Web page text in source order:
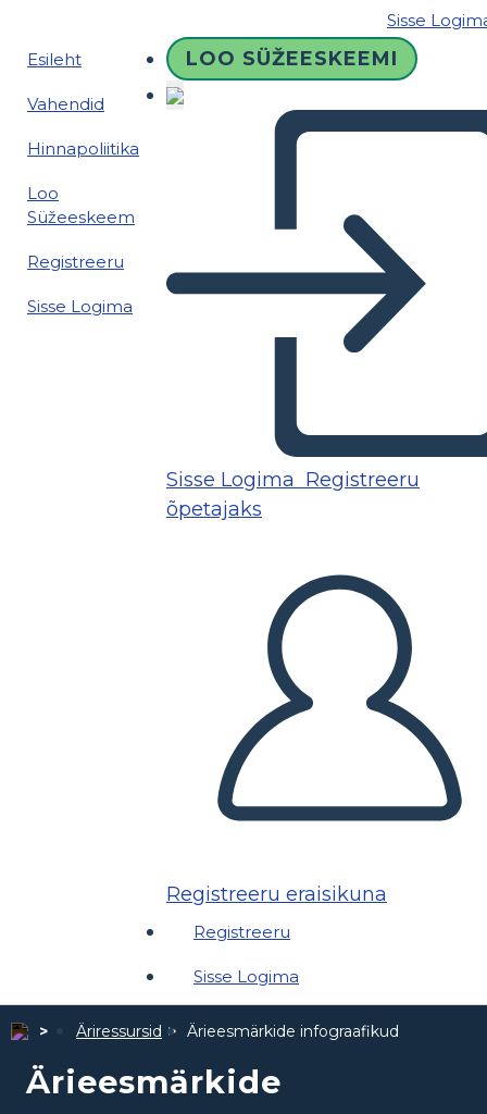
Sisse
Esileht
Vahendid
Hinnapoliitika
Loo
Süžeeskeem
Registreeru
Sisse Logima
LOO SÜŽEESKEEMI
Sisse Logima Registreeru
õpetajaks
Registreeru eraisikuna
Registreeru
Sisse Logima
Äriressursid Ärieesmärkide infograafikud
Ärieesmärkide